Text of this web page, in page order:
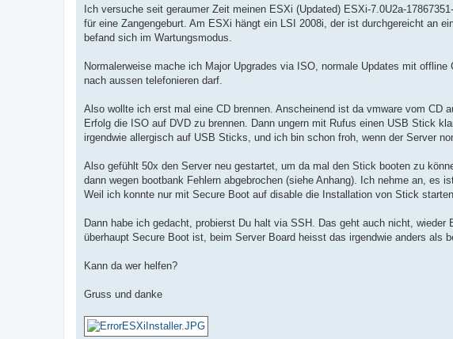
r
a
g
Ich versuche seit geraumer Zeit meinen ESXi (Updated) ESXi-7.0U2a-
für eine Zangengeburt. Am ESXi hängt ein LSI 2008i, der ist durchgereicht an
befand sich im Wartungsmodus.
Normalerweise mache ich Major Upgrades via ISO, normale Updates mit
nach aussen telefonieren darf.
Also wollte ich erst mal eine CD brennen. Anscheinend ist da vmware vom CD
Erfolg die ISO auf DVD zu brennen. Dann ungern mit Rufus einen USB Stick
irgendwie allergisch auf USB Sticks, und ich bin schon froh, wenn der Server
Also gefühlt 50x den Server neu gestartet, um da mal den Stick booten zu
dann wegen bootbank Fehlern abgebrochen (siehe Anhang). Ich nehme an, es
Weil ich konnte nur mit Secure Boot auf disable die Installation von Stick
Dann habe ich gedacht, probierst Du halt via SSH. Das geht auch nicht,
überhaupt Secure Boot ist, beim Server Board heisst das irgendwie anders als
Kann da wer helfen?
Gruss und danke